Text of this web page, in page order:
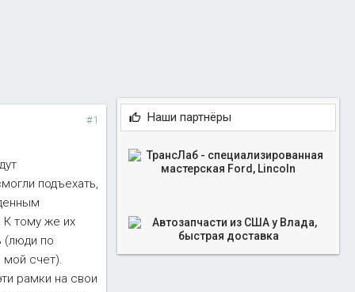
#1
подъехать,
К тому же их
(люди по
мой счет).
рамки на свои
Наши партнёры